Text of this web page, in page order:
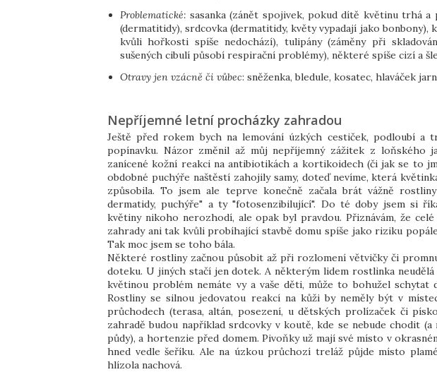
Problematické: sasanka (zánět spojivek, pokud dítě květinu trhá
(dermatitidy), srdcovka (dermatitidy, květy vypadají jako
kvůli hořkosti spíše nedochází), tulipány (záměny při
sušených cibulí působí respirační problémy), některé spíše cizí a
Otravy jen vzácně či vůbec: sněženka, bledule, kosatec, hlaváček
Nepříjemné letní procházky zahradou
Ještě před rokem bych na lemování úzkých cestiček, podloubí a
popínavku. Názor změnil až můj nepříjemný zážitek z loňského
zanícené kožní reakci na antibiotikách a kortikoidech (či jak se to
obdobné puchýře naštěstí zahojily samy, doteď nevíme, která
způsobila. To jsem ale teprve konečně začala brát vážně
dermatidy, puchýře" a ty "fotosenzibilující". Do té doby jsem si
květiny nikoho nerozhodí, ale opak byl pravdou. Přiznávám, že
zahrady ani tak kvůli probíhající stavbě domu spíše jako riziku
Tak moc jsem se toho bála.
Některé rostliny začnou působit až při rozlomení větvičky či
doteku. U jiných stačí jen dotek. A některým lidem rostlinka neudělá
květinou problém nemáte vy a vaše děti, může to bohužel schytat
Rostliny se silnou jedovatou reakcí na kůži by neměly být v
průchodech (terasa, altán, posezení, u dětských prolízaček či
zahradě budou například srdcovky v koutě, kde se nebude chodit
půdy), a hortenzie před domem. Pivoňky už mají své místo v
hned vedle šeříku. Ale na úzkou průchozí treláž půjde místo
hlízola nachová.